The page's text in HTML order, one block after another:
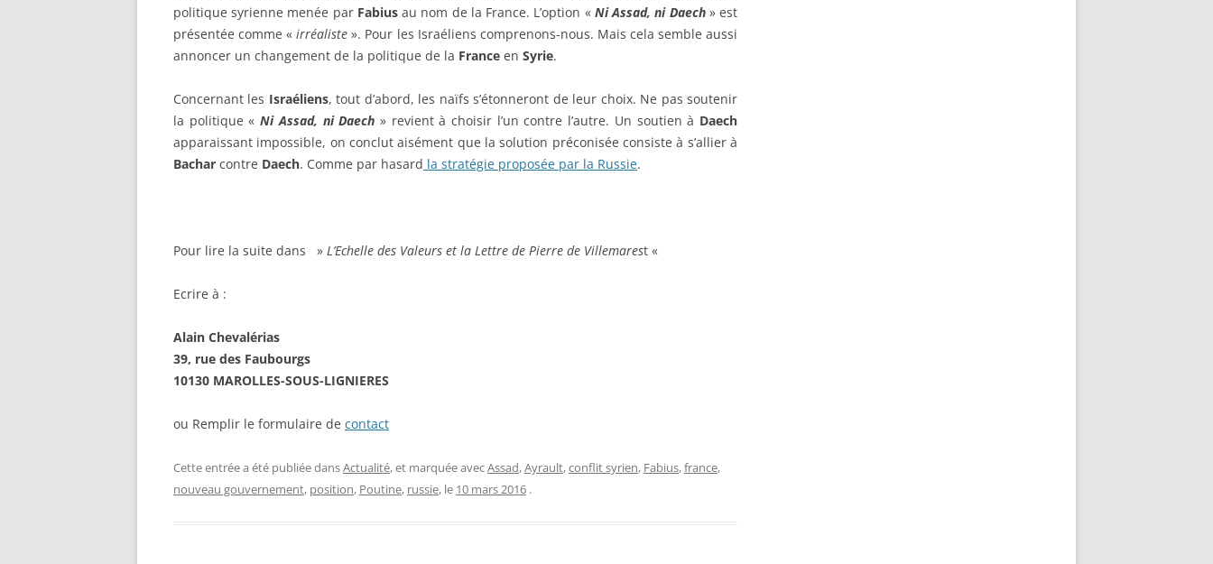
politique syrienne menée par Fabiusau nom de la France. L’option «Ni Assad, ni Daech» est
présentée comme « irréaliste ». Pour les Israéliens comprenons-nous. Mais cela semble aussi
annoncer un changement de la politique de la France en Syrie.
Concernant les Israéliens, tout d’abord, les naïfs s’étonneront de leur choix. Ne pas soutenir
la politique «Ni Assad, ni Daech » revient à choisir l’un contre l’autre. Un soutien à Daech
apparaissant impossible, on conclut aisément que la solution préconisée consiste à s’allier à
Bachar contre Daech. Comme par hasard la stratégie proposée par la Russie.
Pour lire la suite dans » L’Echelle des Valeurs et la Lettre de Pierre de Villemarest «
Ecrire à :
Alain Chevalérias
39, rue des Faubourgs
10130 MAROLLES-SOUS-LIGNIERES
ou Remplir le formulaire de contact
Cette entrée a été publiée dansActualité, et marquée avecAssad,Ayrault,conflit syrien, Fabius,france,
nouveau gouvernement, position, Poutine, russie, le 10 mars 2016 .